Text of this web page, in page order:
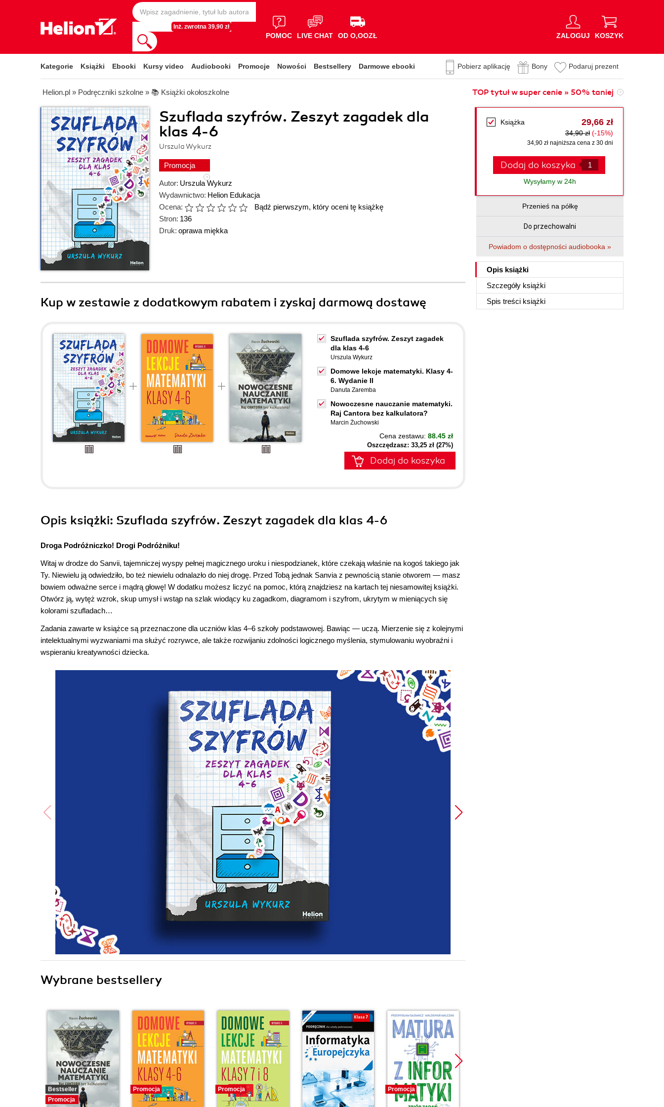
Inż. zwrotna 39,90 zł
POMOC LIVE CHAT OD O,OOZŁ ZALOGUJ KOSZYK
Kategorie Książki Ebooki Kursy video Audiobooki Promocje Nowości Bestsellery Darmowe ebooki Pobierz aplikację Bony Podaruj prezent
Helion.pl » Podręczniki szkolne » 📚 Książki okołoszkolne TOP tytuł w super cenie » 50% taniej
Szuflada szyfrów. Zeszyt zagadek dla
klas 4-6
Urszula Wykurz
Promocja
Autor: Urszula Wykurz
Wydawnictwo: Helion Edukacja
Ocena:
Bądź pierwszym, który oceni tę książkę
Stron: 136
Druk: oprawa miękka
Książka 29,66 zł
34,90 zł (-15%)
34,90 zł najniższa cena z 30 dni
Dodaj do koszyka
Wysyłamy w 24h
Przenieś na półkę
Do przechowalni
Powiadom o dostępności audiobooka »
Opis książki
Szczegóły książki
Spis treści książki
Kup w zestawie z dodatkowym rabatem i zyskaj darmową dostawę
Szuflada szyfrów. Zeszyt zagadek
dla klas 4-6
Urszula Wykurz
Domowe lekcje matematyki. Klasy 4-
6. Wydanie II
Danuta Zaremba
Nowoczesne nauczanie matematyki.
Raj Cantora bez kalkulatora?
Marcin Żuchowski
Cena zestawu: 88.45 zł
Oszczędzasz: 33,25 zł (27%)
Dodaj do koszyka
Opis książki: Szuflada szyfrów. Zeszyt zagadek dla klas 4-6
Droga Podróżniczko! Drogi Podróżniku!
Witaj w drodze do Sanvii, tajemniczej wyspy pełnej magicznego uroku i niespodzianek, które czekają właśnie na kogoś takiego jak
Ty. Niewielu ją odwiedziło, bo też niewielu odnalazło do niej drogę. Przed Tobą jednak Sanvia z pewnością stanie otworem ― masz
bowiem odważne serce i mądrą głowę! W dodatku możesz liczyć na pomoc, którą znajdziesz na kartach tej niesamowitej książki.
Otwórz ją, wytęż wzrok, skup umysł i wstąp na szlak wiodący ku zagadkom, diagramom i szyfrom, ukrytym w mieniących się
kolorami szufladach…
Zadania zawarte w książce są przeznaczone dla uczniów klas 4–6 szkoły podstawowej. Bawiąc ― uczą. Mierzenie się z kolejnymi
intelektualnymi wyzwaniami ma służyć rozrywce, ale także rozwijaniu zdolności logicznego myślenia, stymulowaniu wyobraźni i
wspieraniu kreatywności dziecka.
Wybrane bestsellery
Bestseller
Promocja
Promocja Promocja Promocja